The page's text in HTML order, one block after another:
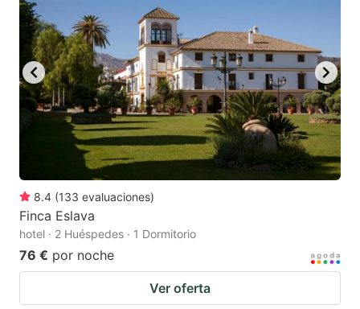
8.4 (133 evaluaciones)
Finca Eslava
hotel · 2 Huéspedes · 1 Dormitorio
76 € por noche
Ver oferta